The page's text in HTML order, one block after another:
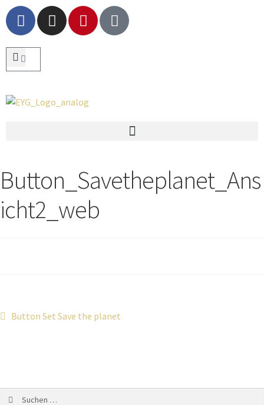
Button_Savetheplanet_Ans
icht2_web
Button Set Save the planet